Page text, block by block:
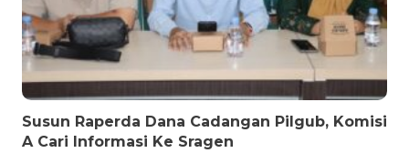
Susun Raperda Dana Cadangan Pilgub, Komisi
A Cari Informasi Ke Sragen